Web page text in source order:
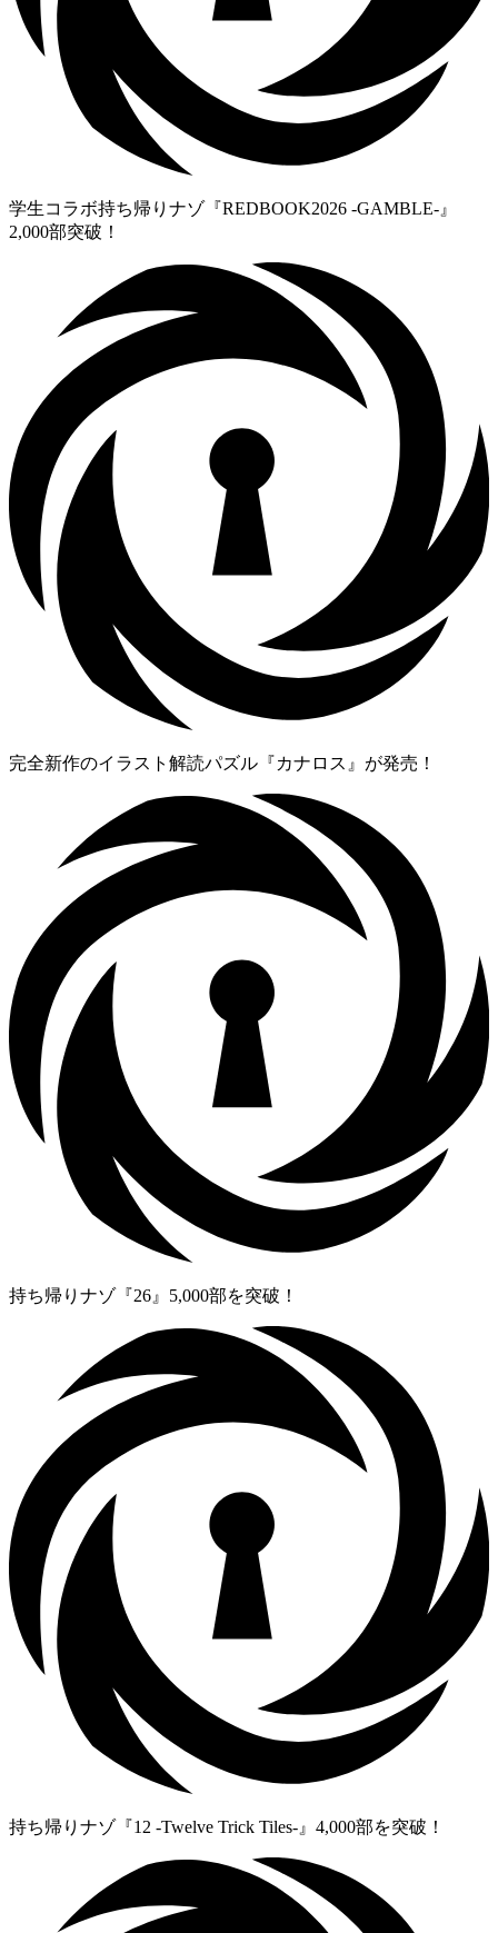
学生コラボ持ち帰りナゾ『REDBOOK2026 -GAMBLE-』
2,000部突破！
完全新作のイラスト解読パズル『カナロス』が発売！
持ち帰りナゾ『26』5,000部を突破！
持ち帰りナゾ『12 -Twelve Trick Tiles-』4,000部を突破！